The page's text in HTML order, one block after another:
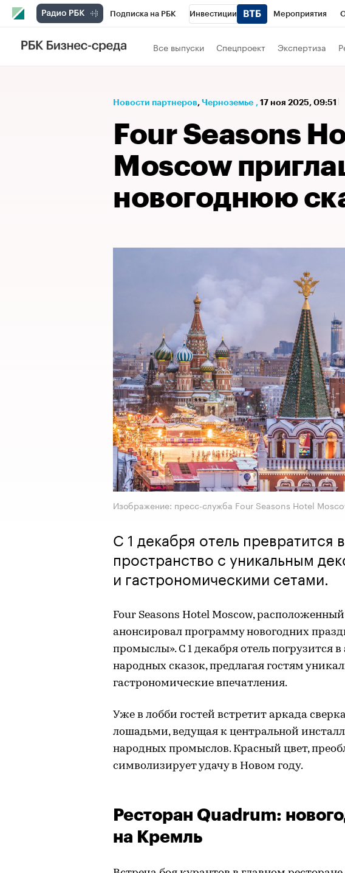
Подписка на РБК Инвестиции Мероприятия
РБК Вино
Политика Экономика Технологии и медиа
Все выпуски Спецпроект Экспертиза
Новости партнеров⁠, Черноземье , 17 ноя 2025, 09:51
Four Seasons
Moscow
новогоднюю
Изображение: пресс-служба Four Seasons Hotel
С 1 декабря отель превратится
пространство с уникальным
и гастрономическими сетами.
Four Seasons Hotel Moscow,
анонсировал программу новогодних
промыслы». С 1 декабря отель погрузится
народных сказок, предлагая гостям
гастрономические впечатления.
Уже в лобби гостей встретит аркада
лошадьми, ведущая к центральной
народных промыслов. Красный цвет,
символизирует удачу в Новом году.
Ресторан Quadrum:
на Кремль